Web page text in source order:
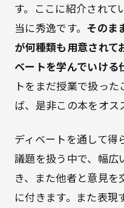
す。ここに紹介されて
当に秀逸です。 そのま
が何種類も用意されて
ベートを学んでいける
トをまだ授業で扱っ
ば、是非この本をオス
ディベートを通して得
議題を扱う中で、幅広
き、また他者と意見
に付きます。また表